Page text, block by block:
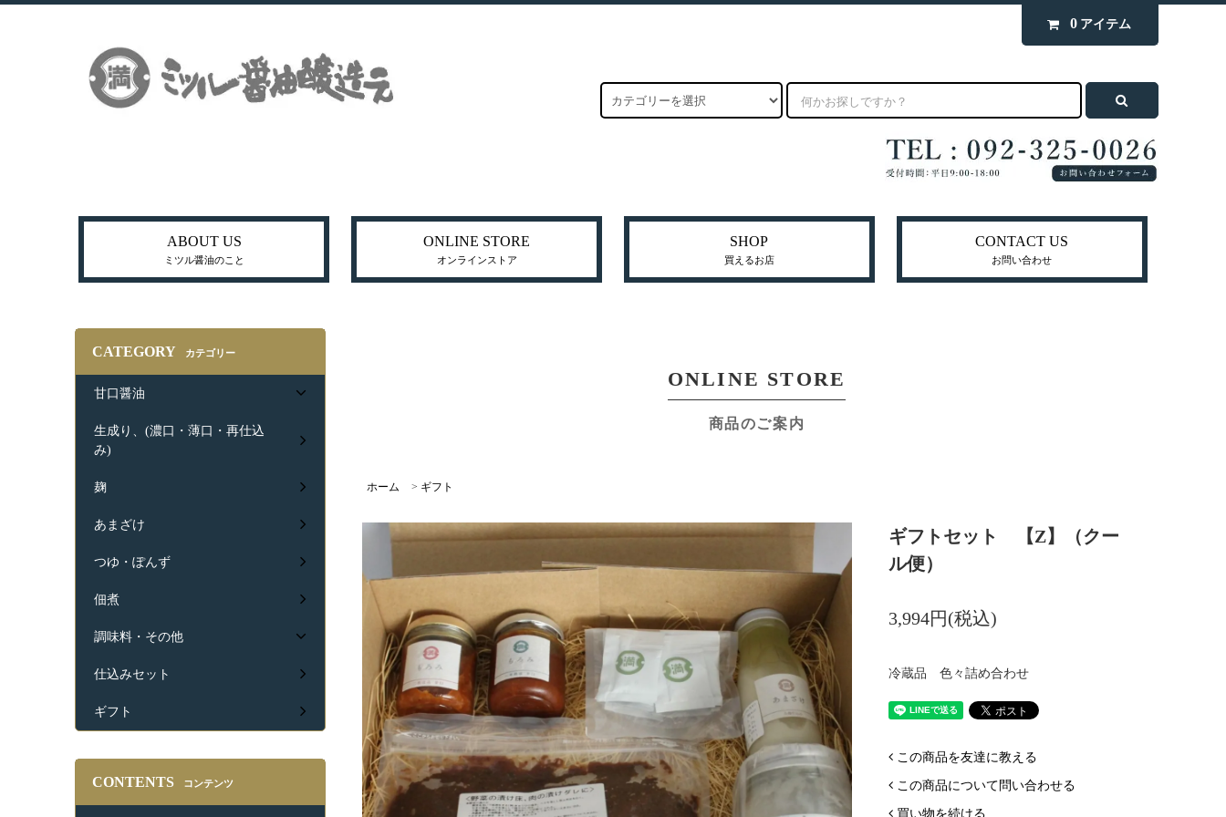
0 アイテム
ABOUT US
ミツル醤油のこと
ONLINE STORE
オンラインストア
SHOP
買えるお店
CONTACT US
お問い合わせ
ONLINE STORE
商品のご案内
ホーム > ギフト
ギフトセット 【Z】（クー
ル便）
3,994円(税込)
冷蔵品 色々詰め合わせ
この商品を友達に教える
この商品について問い合わせる
買い物を続ける
CATEGORY カテゴリー
甘口醤油
生成り、(濃口・薄口・再仕込
み)
麹
あまざけ
つゆ・ぽんず
佃煮
調味料・その他
仕込みセット
ギフト
CONTENTS コンテンツ